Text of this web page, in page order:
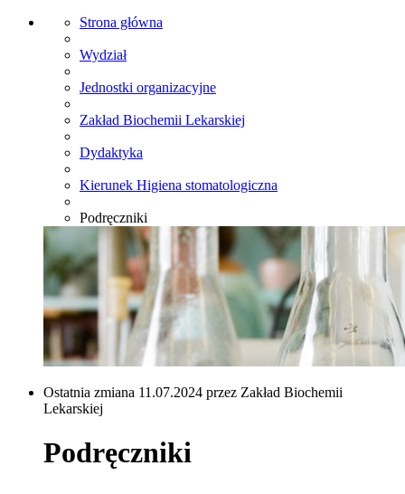
Strona główna
Wydział
Jednostki organizacyjne
Zakład Biochemii Lekarskiej
Dydaktyka
Kierunek Higiena stomatologiczna
Podręczniki
Ostatnia zmiana 11.07.2024 przez Zakład Biochemii
Lekarskiej
Podręczniki